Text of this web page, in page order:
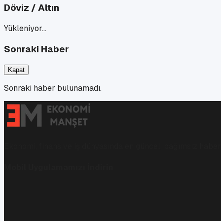
Döviz / Altın
Yükleniyor…
Sonraki Haber
Kapat
Sonraki haber bulunamadı.